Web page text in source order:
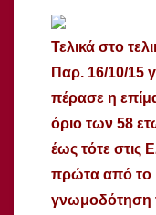
Τελικά στο
Παρ. 16/10/15
πέρασε η
όριο των 58
έως τότε στις
πρώτα από το
γνωμοδότηση